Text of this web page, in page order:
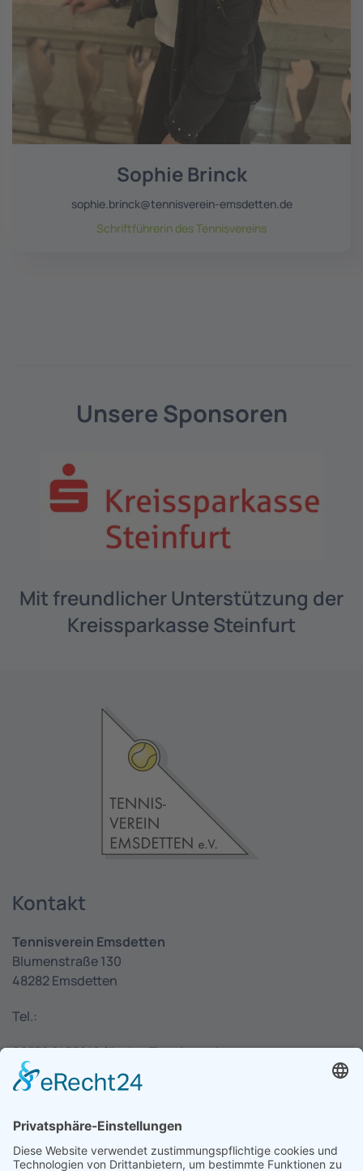
Sophie Brinck
sophie.brinck@tennisverein-emsdetten.de
Schriftführerin des Tennisvereins
Unsere Sponsoren
Mit freundlicher Unterstützung der
Kreissparkasse Steinfurt
Kontakt
Tennisverein Emsdetten
Blumenstraße 130
48282 Emsdetten
Tel.:
02572 9153210 für den Tennisverein
02572 6330 für die Pizzeria
E-Mail: info@tennisverein-emsdetten.de